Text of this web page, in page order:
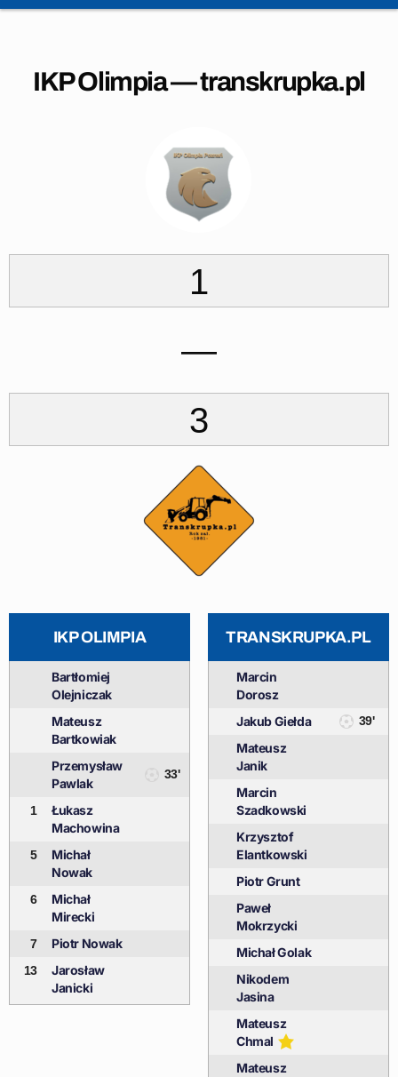
IKP Olimpia — transkrupka.pl
1
—
3
IKP OLIMPIA
Bartłomiej
Olejniczak
Mateusz
Bartkowiak
Przemysław
Pawlak
33'
1
Łukasz
Machowina
5
Michał
Nowak
6
Michał
Mirecki
7 Piotr Nowak
13
Jarosław
Janicki
TRANSKRUPKA.PL
Marcin
Dorosz
Jakub Giełda
39'
Mateusz
Janik
Marcin
Szadkowski
Krzysztof
Elantkowski
Piotr Grunt
Paweł
Mokrzycki
Michał Golak
Nikodem
Jasina
Mateusz
Chmal
Mateusz